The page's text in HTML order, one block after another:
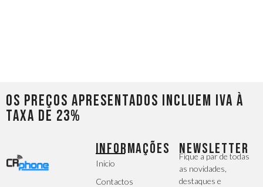
Os preços apresentados incluem IVA à
taxa de 23%
INFORMAÇÕES
Inicio
Contactos
NEWSLETTER
Fique a par de todas
as novidades,
destaques e